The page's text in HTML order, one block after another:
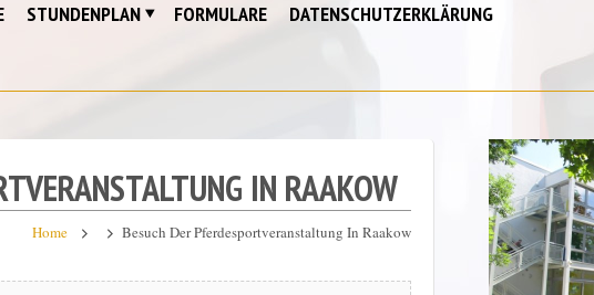
STUNDENPLAN FORMULARE DATENSCHUTZERKLÄRUNG
IN RAAKOW
Home Besuch Der Pferdesportveranstaltung In Raakow